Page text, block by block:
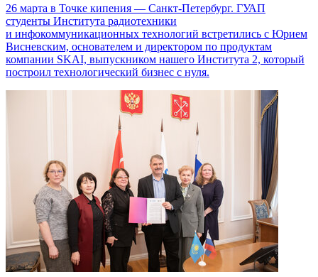
26 марта в Точке кипения — Санкт-Петербург. ГУАП
студенты Института радиотехники
и инфокоммуникационных технологий встретились с Юрием
Висневским, основателем и директором по продуктам
компании SKAI, выпускником нашего Института 2, который
построил технологический бизнес с нуля.